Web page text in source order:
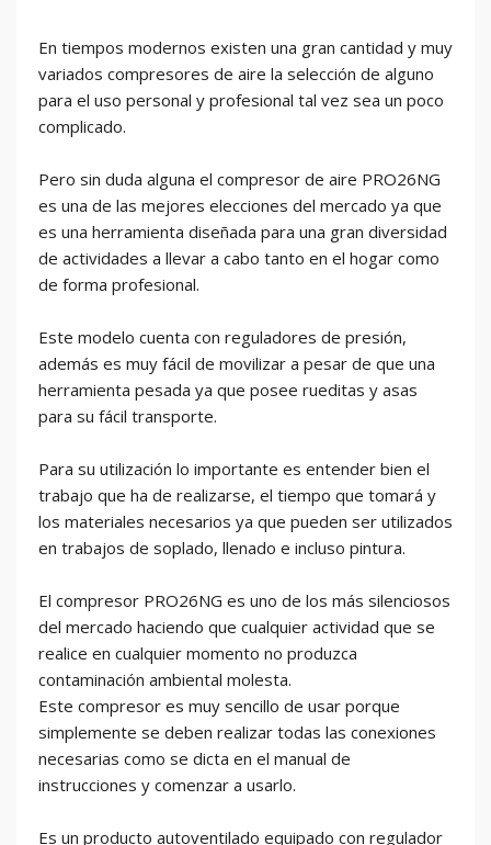
En tiempos modernos existen una gran cantidad y muy
variados compresores de aire la selección de alguno
para el uso personal y profesional tal vez sea un poco
complicado.
Pero sin duda alguna el compresor de aire PRO26NG
es una de las mejores elecciones del mercado ya que
es una herramienta diseñada para una gran diversidad
de actividades a llevar a cabo tanto en el hogar como
de forma profesional.
Este modelo cuenta con reguladores de presión,
además es muy fácil de movilizar a pesar de que una
herramienta pesada ya que posee rueditas y asas
para su fácil transporte.
Para su utilización lo importante es entender bien el
trabajo que ha de realizarse, el tiempo que tomará y
los materiales necesarios ya que pueden ser utilizados
en trabajos de soplado, llenado e incluso pintura.
El compresor PRO26NG es uno de los más silenciosos
del mercado haciendo que cualquier actividad que se
realice en cualquier momento no produzca
contaminación ambiental molesta.
Este compresor es muy sencillo de usar porque
simplemente se deben realizar todas las conexiones
necesarias como se dicta en el manual de
instrucciones y comenzar a usarlo.
Es un producto autoventilado equipado con regulador